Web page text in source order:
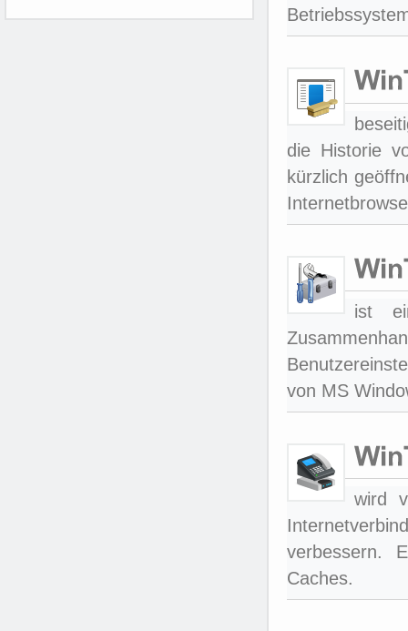
die Historie
kürzlich
ist
von MS
wird
verbessern.
Caches.